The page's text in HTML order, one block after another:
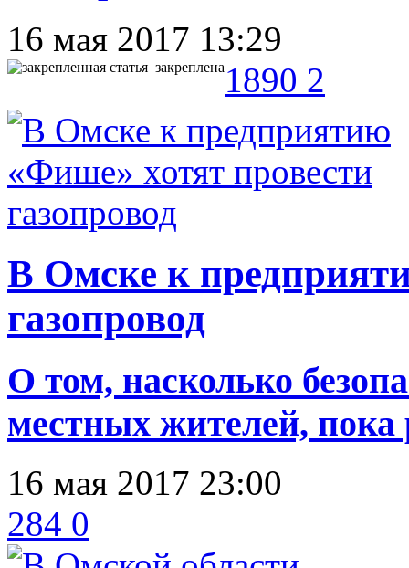
16 мая 2017 13:29
закреплена1890 2
В Омске к
газопровод
О том, насколько
местных жителей,
16 мая 2017 23:00
284 0